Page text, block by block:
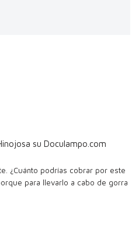
su Doculampo.com
¿Cuánto podrías cobrar por este
para llevarlo a cabo de gorra